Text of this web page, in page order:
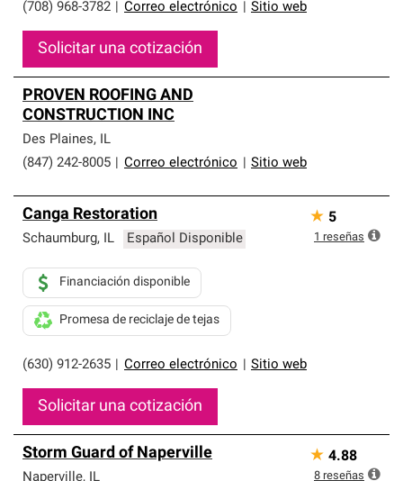
(708) 968-3782 Correo electrónico Sitio web
Solicitar una cotización
PROVEN ROOFING AND
CONSTRUCTION INC
Des Plaines, IL
(847) 242-8005
Correo electrónico Sitio web
Canga Restoration
Schaumburg, IL Español Disponible
(630) 912-2635 Correo electrónico Sitio web
Financiación disponible
Promesa de reciclaje de tejas
Solicitar una cotización
★ 5
1 reseñas
Storm Guard of Naperville
Naperville, IL
★ 4.88
8 reseñas